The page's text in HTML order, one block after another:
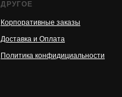
ДРУГОЕ
Корпоративные заказы
Доставка и Оплата
Политика конфидициальности